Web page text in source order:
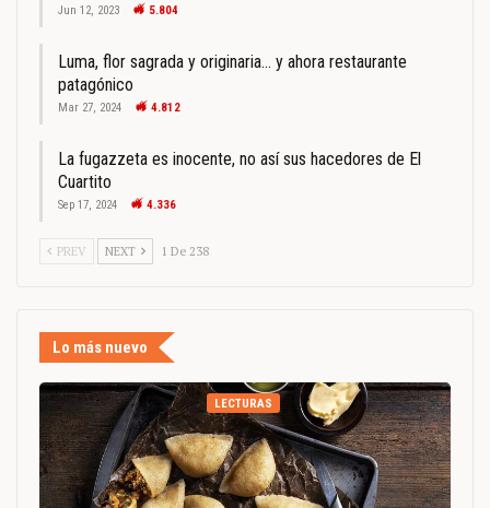
Jun 12, 2023 5.804
Luma, flor sagrada y originaria… y ahora restaurante
patagónico
Mar 27, 2024 4.812
La fugazzeta es inocente, no así sus hacedores de El
Cuartito
Sep 17, 2024 4.336
PREV NEXT 1 De 238
Lo más nuevo
LECTURAS